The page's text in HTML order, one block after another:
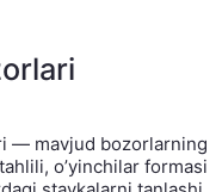
— mavjud bozorlarning
o’yinchilar formasi